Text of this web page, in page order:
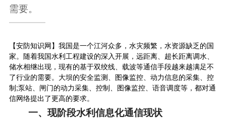
需要。
【安防知识网】我国是一个江河众多，水灾频繁，水资源缺乏的国
家。随着我国水利工程建设的深入开展，远距离、超长距离调水、
储水相继出现，现有的基于双绞线、载波等通信手段越来越满足不
了行业的需要。大坝的安全监测、图像监控、动力信息的采集、控
制;泵站、闸门的动力采集、控制、图像监控、语音调度等，都对通
信网络提出了更高的要求。
一、现阶段水利信息化通信现状